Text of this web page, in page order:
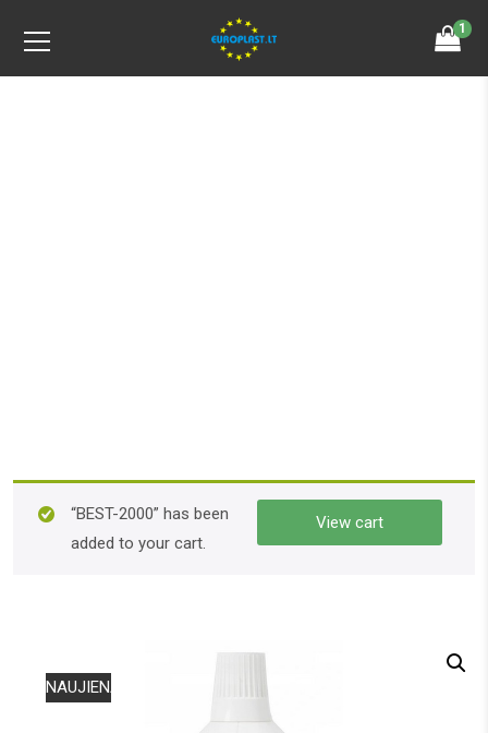
1
View cart
“BEST-2000” has been
added to your cart.
NAUJIENA